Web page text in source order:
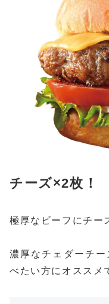
チーズ×2枚！
極厚なビーフにチー
濃厚なチェダーチ
べたい方にオススメ